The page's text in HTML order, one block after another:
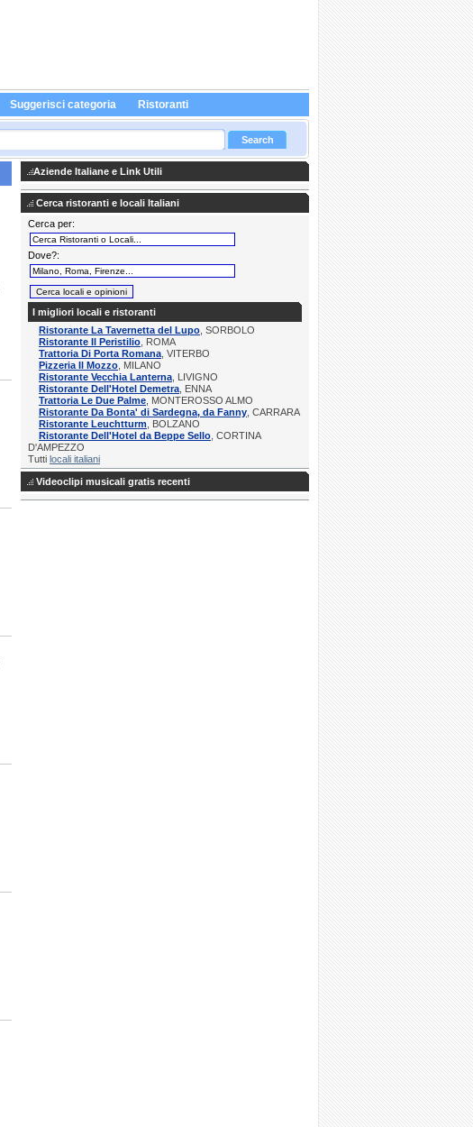
Suggerisci categoria Ristoranti
Aziende Italiane e Link Utili
Cerca ristoranti e locali Italiani
Cerca per:
Dove?:
I migliori locali e ristoranti
Ristorante La Tavernetta del Lupo , SORBOLO
Ristorante Il Peristilio , ROMA
Trattoria Di Porta Romana , VITERBO
Pizzeria Il Mozzo , MILANO
Ristorante Vecchia Lanterna , LIVIGNO
Ristorante Dell'Hotel Demetra , ENNA
Trattoria Le Due Palme , MONTEROSSO ALMO
Ristorante Da Bonta' di Sardegna, da Fanny , CARRARA
Ristorante Leuchtturm , BOLZANO
Ristorante Dell'Hotel da Beppe Sello , CORTINA
D'AMPEZZO
Tutti locali italiani
Videoclipi musicali gratis recenti